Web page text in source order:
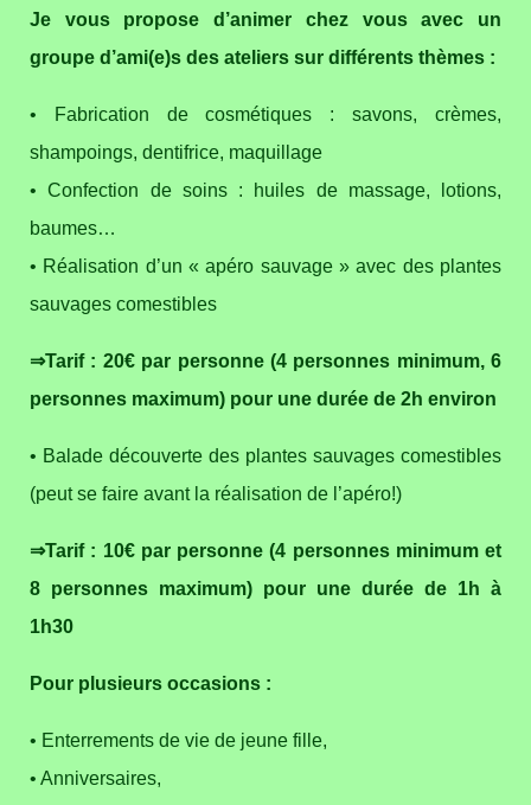
Je vous propose d’animer chez vous avec un
groupe d’ami(e)s des ateliers sur différents thèmes :
• Fabrication de cosmétiques : savons, crèmes,
shampoings, dentifrice, maquillage
• Confection de soins : huiles de massage, lotions,
baumes…
• Réalisation d’un « apéro sauvage » avec des plantes
sauvages comestibles
⇒Tarif : 20€ par personne (4 personnes minimum, 6
personnes maximum) pour une durée de 2h environ
• Balade découverte des plantes sauvages comestibles
(peut se faire avant la réalisation de l’apéro!)
⇒Tarif : 10€ par personne (4 personnes minimum et
8 personnes maximum) pour une durée de 1h à
1h30
Pour plusieurs occasions :
• Enterrements de vie de jeune fille,
• Anniversaires,